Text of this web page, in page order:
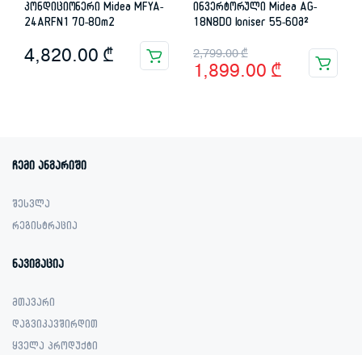
კონდიციონერი Midea MFYA-
24ARFN1 70-80m2
4,820.00 ₾
ინვერტორული Midea AG-
18N8DO Ioniser 55-60მ²
2,799.00₾
Original
price
1,899.00 ₾
Current
price
ჩემი ანგარიში
შესვლა
რეგისტრაცია
ნავიგაცია
მთავარი
დაგვიკავშირდით
ყველა პროდუქტი